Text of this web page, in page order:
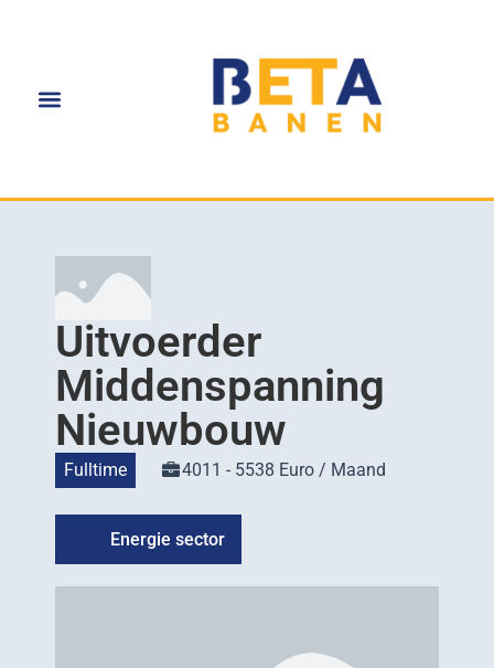
Uitvoerder
Middenspanning
Nieuwbouw
Fulltime 4011 - 5538 Euro / Maand
Energie sector